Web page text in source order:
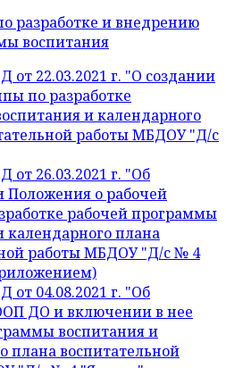
разработке и внедрению
воспитания
от 22.03.2021 г. "О создании
по разработке
и календарного
работы МБДОУ "Д/с
от 26.03.2021 г. "Об
Положения о рабочей
рабочей программы
календарного плана
работы МБДОУ "Д/с № 4
от 04.08.2021 г. "Об
ДО и включении в нее
воспитания и
плана воспитательной